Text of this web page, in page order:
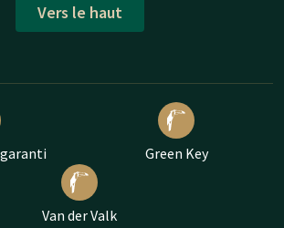
Vers le haut
Green Key
Van der Valk